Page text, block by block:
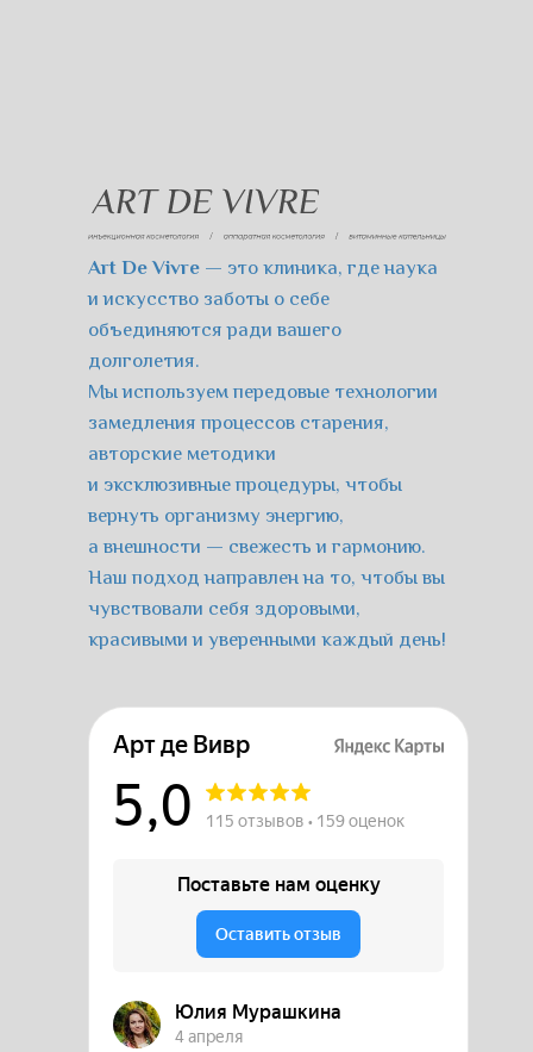
Art De Vivre— это клиника, где наука
и искусство заботы о себе
объединяются ради вашего
долголетия.
Мы используем передовые технологии
замедления процессов старения,
авторские методики
и эксклюзивные процедуры, чтобы
вернуть организму энергию,
а внешности — свежесть и гармонию.
Наш подход направлен на то, чтобы вы
чувствовали себя здоровыми,
красивыми и уверенными каждый день!